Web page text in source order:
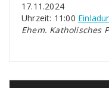
17.11.2024
Uhrzeit: 11:00
Ehem. Katholisches